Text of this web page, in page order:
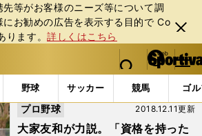
等がお客様のニーズ等について調
お勧めの広告を表⽰する⽬的で Co
ります。詳しくはこちら
閉じ
る
web Sportiva (webスポルティーバ)
検索
マイペ
ー
ジ
メニュ
野球 サッカー 競馬 ゴ
ラー」の最新ニュース・ 情報
大家友和が力説。「資格を持った
2018.12.11更新
プロ野球